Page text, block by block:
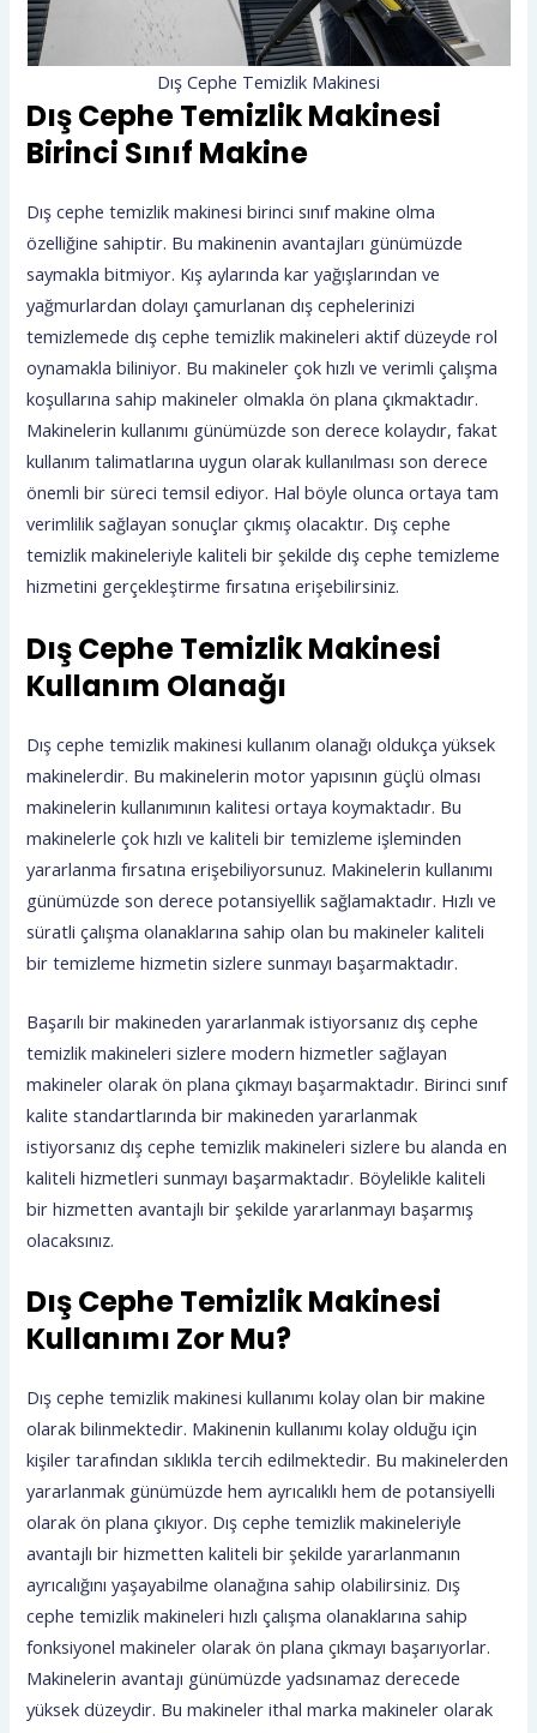
Dış Cephe Temizlik Makinesi
Dış Cephe Temizlik Makinesi
Birinci Sınıf Makine
Dış cephe temizlik makinesi birinci sınıf makine olma
özelliğine sahiptir. Bu makinenin avantajları günümüzde
saymakla bitmiyor. Kış aylarında kar yağışlarından ve
yağmurlardan dolayı çamurlanan dış cephelerinizi
temizlemede dış cephe temizlik makineleri aktif düzeyde rol
oynamakla biliniyor. Bu makineler çok hızlı ve verimli çalışma
koşullarına sahip makineler olmakla ön plana çıkmaktadır.
Makinelerin kullanımı günümüzde son derece kolaydır, fakat
kullanım talimatlarına uygun olarak kullanılması son derece
önemli bir süreci temsil ediyor. Hal böyle olunca ortaya tam
verimlilik sağlayan sonuçlar çıkmış olacaktır. Dış cephe
temizlik makineleriyle kaliteli bir şekilde dış cephe temizleme
hizmetini gerçekleştirme fırsatına erişebilirsiniz.
Dış Cephe Temizlik Makinesi
Kullanım Olanağı
Dış cephe temizlik makinesi kullanım olanağı oldukça yüksek
makinelerdir. Bu makinelerin motor yapısının güçlü olması
makinelerin kullanımının kalitesi ortaya koymaktadır. Bu
makinelerle çok hızlı ve kaliteli bir temizleme işleminden
yararlanma fırsatına erişebiliyorsunuz. Makinelerin kullanımı
günümüzde son derece potansiyellik sağlamaktadır. Hızlı ve
süratli çalışma olanaklarına sahip olan bu makineler kaliteli
bir temizleme hizmetin sizlere sunmayı başarmaktadır.
Başarılı bir makineden yararlanmak istiyorsanız dış cephe
temizlik makineleri sizlere modern hizmetler sağlayan
makineler olarak ön plana çıkmayı başarmaktadır. Birinci sınıf
kalite standartlarında bir makineden yararlanmak
istiyorsanız dış cephe temizlik makineleri sizlere bu alanda en
kaliteli hizmetleri sunmayı başarmaktadır. Böylelikle kaliteli
bir hizmetten avantajlı bir şekilde yararlanmayı başarmış
olacaksınız.
Dış Cephe Temizlik Makinesi
Kullanımı Zor Mu?
Dış cephe temizlik makinesi kullanımı kolay olan bir makine
olarak bilinmektedir. Makinenin kullanımı kolay olduğu için
kişiler tarafından sıklıkla tercih edilmektedir. Bu makinelerden
yararlanmak günümüzde hem ayrıcalıklı hem de potansiyelli
olarak ön plana çıkıyor. Dış cephe temizlik makineleriyle
avantajlı bir hizmetten kaliteli bir şekilde yararlanmanın
ayrıcalığını yaşayabilme olanağına sahip olabilirsiniz. Dış
cephe temizlik makineleri hızlı çalışma olanaklarına sahip
fonksiyonel makineler olarak ön plana çıkmayı başarıyorlar.
Makinelerin avantajı günümüzde yadsınamaz derecede
yüksek düzeydir. Bu makineler ithal marka makineler olarak